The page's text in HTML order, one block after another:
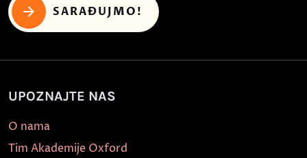
SARAĐUJMO!
UPOZNAJTE NAS
O nama
Tim Akademije Oxford